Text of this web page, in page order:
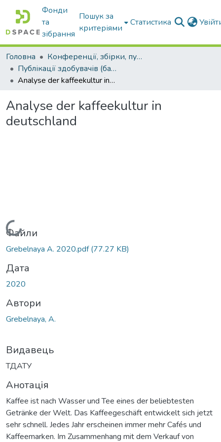
Фонди
та
зібрання
Пошук за
критеріями
Статистика
Головна
Конференції, збірки, публікації молодих вчених і здобувачів : магістрів, бакалаврів, аспірантів.
Публікації здобувачів (бакалаврів. магістрів, аспірантів)
Analyse der kaffeekultur in deutschland
Analyse der kaffeekultur in
deutschland
Вантажиться...
Файли
Grebelnaya A. 2020.pdf(77.27 KB)
Дата
2020
Автори
Grebelnaya, A.
Видавець
ТДАТУ
Анотація
Kaffee ist nach Wasser und Tee eines der beliebtesten
Getränke der Welt. Das Kaffeegeschäft entwickelt sich jetzt
sehr schnell. Jedes Jahr erscheinen immer mehr Cafés und
Kaffeemarken. Im Zusammenhang mit dem Verkauf von